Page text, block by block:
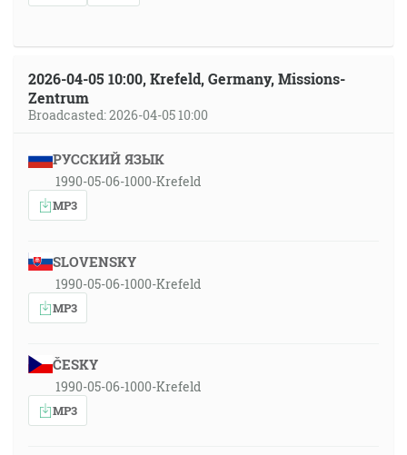
2026-04-05 10:00, Krefeld, Germany, Missions-
Zentrum
Broadcasted: 2026-04-05 10:00
РУССКИЙ ЯЗЫК
1990-05-06-1000-Krefeld
MP3
SLOVENSKY
1990-05-06-1000-Krefeld
MP3
ČESKY
1990-05-06-1000-Krefeld
MP3